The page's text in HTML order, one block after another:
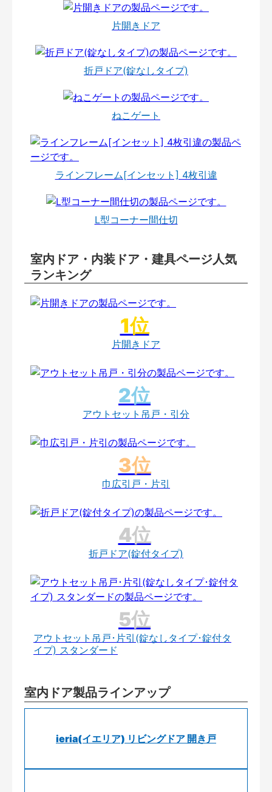
片開きドア
折戸ドア(錠なしタイプ)
ねこゲート
ラインフレーム[インセット] 4枚引違
L型コーナー間仕切
室内ドア・内装ドア・建具ページ人気
ランキング
片開きドア
アウトセット吊戸・引分
巾広引戸・片引
折戸ドア(錠付タイプ)
アウトセット吊戸･片引(錠なしタイプ･錠付タ
イプ) スタンダード
室内ドア製品ラインアップ
ieria(イエリア) リビングドア 開き戸